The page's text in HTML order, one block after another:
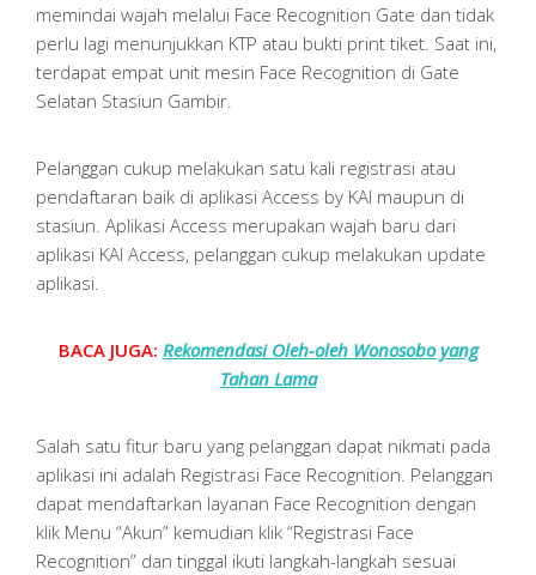
memindai wajah melalui Face Recognition Gate dan tidak
perlu lagi menunjukkan KTP atau bukti print tiket. Saat ini,
terdapat empat unit mesin Face Recognition di Gate
Selatan Stasiun Gambir.
Pelanggan cukup melakukan satu kali registrasi atau
pendaftaran baik di aplikasi Access by KAI maupun di
stasiun. Aplikasi Access merupakan wajah baru dari
aplikasi KAI Access, pelanggan cukup melakukan update
aplikasi.
BACA JUGA: Rekomendasi Oleh-oleh Wonosobo yang
Tahan Lama
Salah satu fitur baru yang pelanggan dapat nikmati pada
aplikasi ini adalah Registrasi Face Recognition. Pelanggan
dapat mendaftarkan layanan Face Recognition dengan
klik Menu “Akun” kemudian klik “Registrasi Face
Recognition” dan tinggal ikuti langkah-langkah sesuai